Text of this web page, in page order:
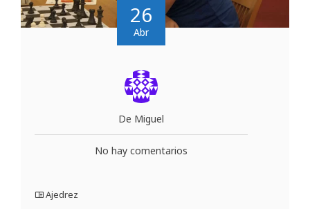
26
Abr
De Miguel
No hay comentarios
Ajedrez